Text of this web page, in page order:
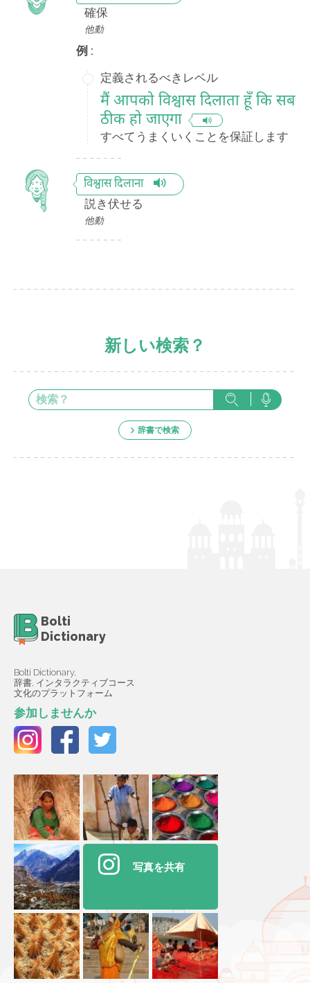
確保
他動
例 :
定義されるべきレベル
मैं आपको विश्वास दिलाता हूँ कि सब
ठीक हो जाएगा
すべてうまくいくことを保証します
विश्वास दिलाना
説き伏せる
他動
新しい検索？
辞書で検索
Bolti
Dictionary
Bolti Dictionary,
辞書, インタラクティブコース
文化のプラットフォーム
参加しませんか
写真を共有